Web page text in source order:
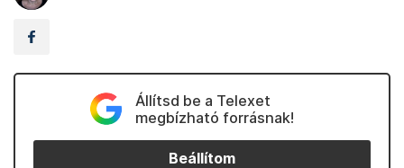
Állítsd be a Telexet
megbízható forrásnak!
Beállítom